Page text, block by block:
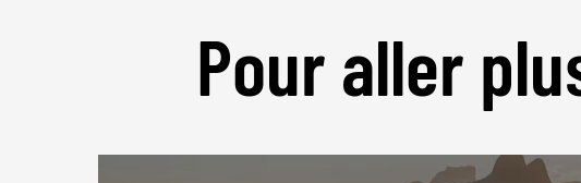
Pour aller